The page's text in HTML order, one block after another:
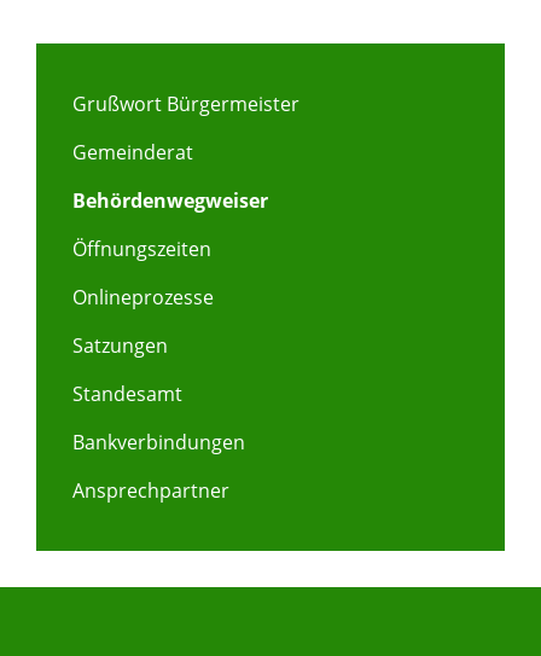
Grußwort Bürgermeister
Gemeinderat
Behördenwegweiser
Öffnungszeiten
Onlineprozesse
Satzungen
Standesamt
Bankverbindungen
Ansprechpartner